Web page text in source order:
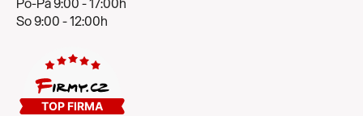
So 9:00 - 12:00h